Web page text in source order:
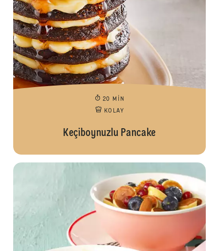
20 MIN
KOLAY
Keçiboynuzlu Pancake